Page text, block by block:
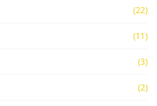
(22)
(11)
(3)
(2)